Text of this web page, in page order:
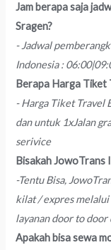
Jam berapa saja
Sragen?
- Jadwal
Indonesia :
Berapa Harga Tiket
- Harga Tiket Travel
dan untuk 1xJalan
serivice
Bisakah JowoTrans
-Tentu Bisa,
kilat / expres melalui
layanan door to door
Apakah bisa sewa